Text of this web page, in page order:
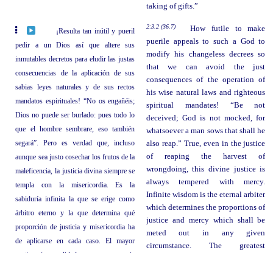
taking of gifts.”
¡Resulta tan inútil y pueril
pedir a un Dios así que altere sus
inmutables decretos para eludir las justas
consecuencias de la aplicación de sus
sabias leyes naturales y de sus rectos
mandatos espirituales! “No os engañéis;
Dios no puede ser burlado: pues todo lo
que el hombre sembrare, eso también
segará”. Pero es verdad que, incluso
aunque sea justo cosechar los frutos de la
maleficencia, la justicia divina siempre se
templa con la misericordia. Es la
sabiduría infinita la que se erige como
árbitro eterno y la que determina qué
proporción de justicia y misericordia ha
de aplicarse en cada caso. El mayor
2:3.2 (36.7)
How futile to make
puerile appeals to such a God to
modify his changeless decrees so
that we can avoid the just
consequences of the operation of
his wise natural laws and righteous
spiritual mandates! “Be not
deceived; God is not mocked, for
whatsoever a man sows that shall he
also reap.” True, even in the justice
of reaping the harvest of
wrongdoing, this divine justice is
always tempered with mercy.
Infinite wisdom is the eternal arbiter
which determines the proportions of
justice and mercy which shall be
meted out in any given
circumstance. The greatest